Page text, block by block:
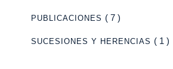
PUBLICACIONES ( 7 )
SUCESIONES Y HERENCIAS ( 1 )